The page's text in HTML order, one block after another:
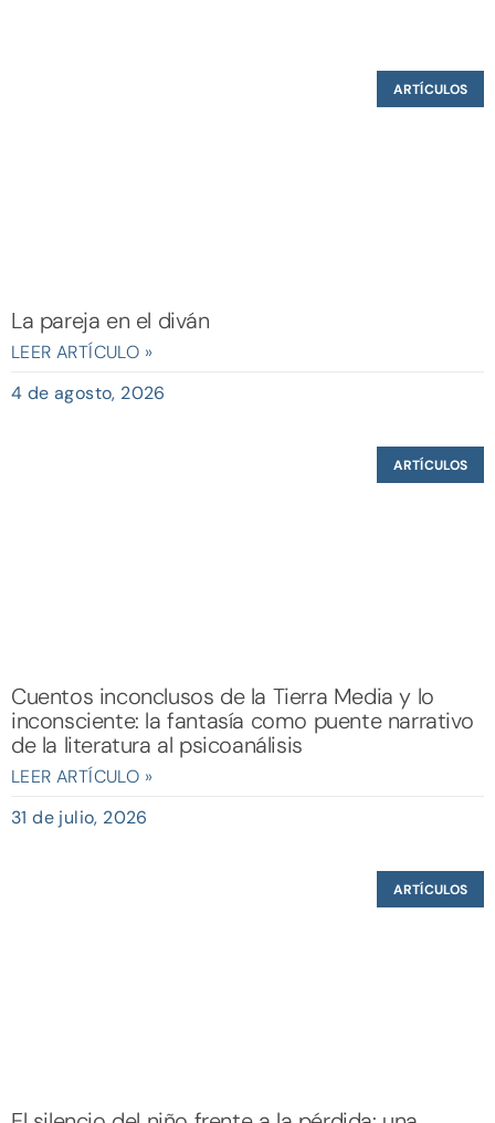
ARTÍCULOS
La pareja en el diván
LEER ARTÍCULO »
4 de agosto, 2026
ARTÍCULOS
Cuentos inconclusos de la Tierra Media y lo
inconsciente: la fantasía como puente narrativo
de la literatura al psicoanálisis
LEER ARTÍCULO »
31 de julio, 2026
ARTÍCULOS